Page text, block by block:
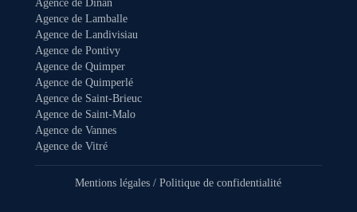
Agence de Dinan
Agence de Lamballe
Agence de Landivisiau
Agence de Pontivy
Agence de Quimper
Agence de Quimperlé
Agence de Saint-Brieuc
Agence de Saint-Malo
Agence de Vannes
Agence de Vitré
Mentions légales /Politique de confidentialité